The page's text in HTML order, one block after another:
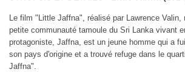
Le film "Little Jaffna", réalisé par Lawrence Valin,
petite communauté tamoule du Sri Lanka vivant
protagoniste, Jaffna, est un jeune homme qui a
son pays d'origine et a trouvé refuge dans le
Jaffna".